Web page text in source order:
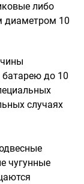
либо
диаметром 10
до 10
случаях
чугунные